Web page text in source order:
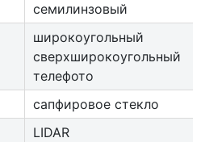
семилинзовый
широкоугольный
сверхширокоугольный
телефото
сапфировое стекло
LIDAR